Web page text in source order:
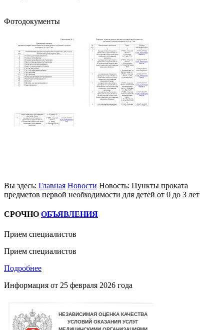
Фотодокументы
Вы здесь: Главная Новости Новость: Пункты проката
предметов первой необходимости для детей от 0 до 3 лет
СРОЧНО ОБЪЯВЛЕНИЯ
Прием специалистов
Прием специалистов
Подробнее
Информация от 25 февраля 2026 года